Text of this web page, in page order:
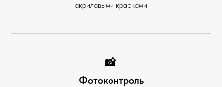
акриловыми красками
📸
Фотоконтроль